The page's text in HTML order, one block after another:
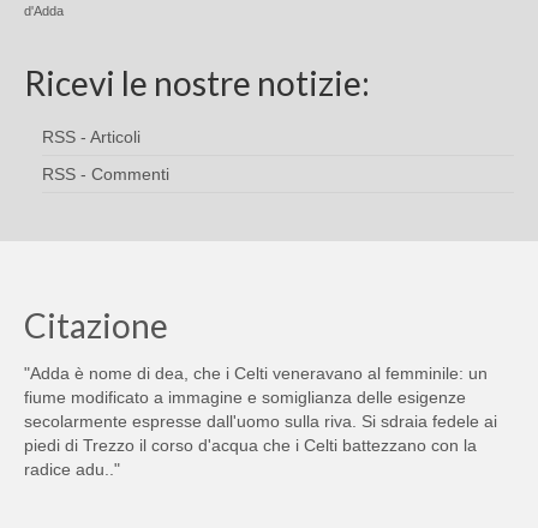
d'Adda
Ricevi le nostre notizie:
RSS - Articoli
RSS - Commenti
Citazione
"Adda è nome di dea, che i Celti veneravano al femminile: un
fiume modificato a immagine e somiglianza delle esigenze
secolarmente espresse dall'uomo sulla riva. Si sdraia fedele ai
piedi di Trezzo il corso d'acqua che i Celti battezzano con la
radice adu.."